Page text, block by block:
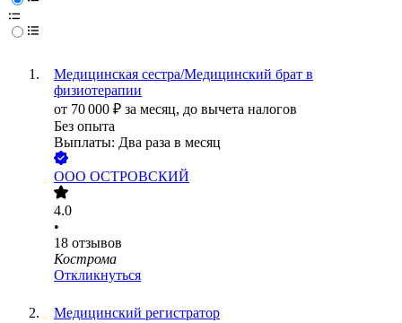
Медицинская сестра/Медицинский брат в
физиотерапии
от 70 000 ₽ за месяц, до вычета налогов
Без опыта
Выплаты: Два раза в месяц
ООО ОСТРОВСКИЙ
4.0
•
18 отзывов
Кострома
Откликнуться
Медицинский регистратор